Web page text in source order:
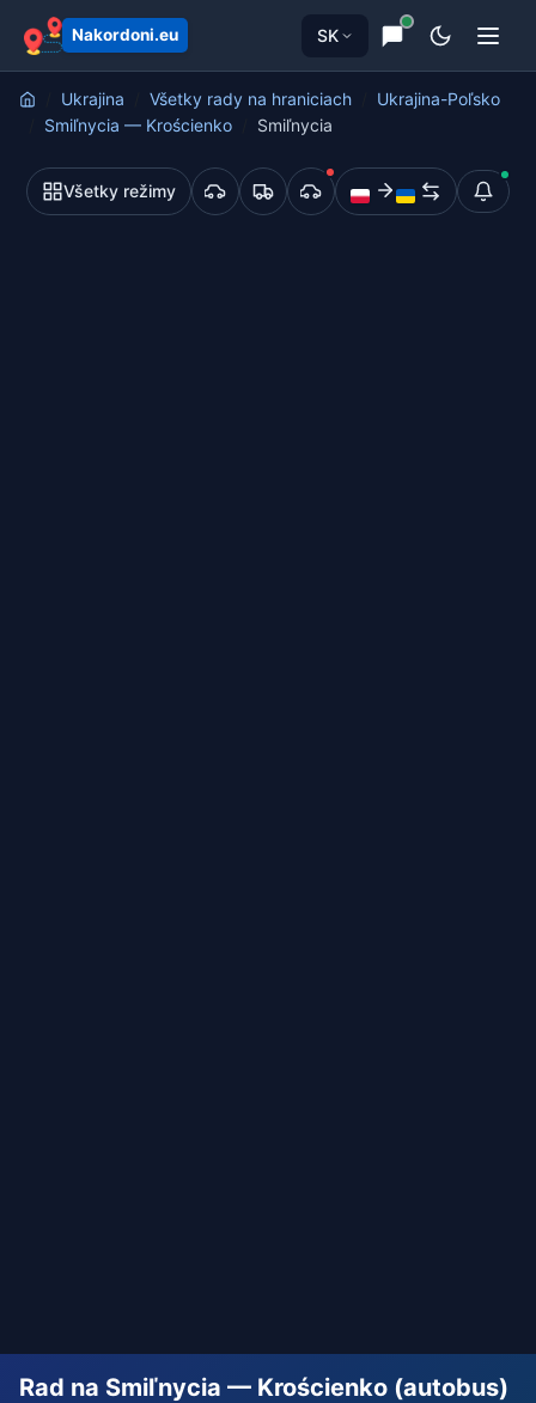
Nakordoni.eu SK
Ukrajina Všetky rady na hraniciach
Ukrajina-Poľsko
Smiľnycia — Krościenko
Smiľnycia
Všetky režimy
Rad na Smiľnycia — Krościenko (autobus)